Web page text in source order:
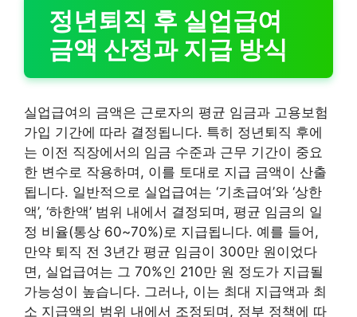
정년퇴직 후 실업급여
금액 산정과 지급 방식
실업급여의 금액은 근로자의 평균 임금과 고용보험
가입 기간에 따라 결정됩니다. 특히 정년퇴직 후에
는 이전 직장에서의 임금 수준과 근무 기간이 중요
한 변수로 작용하며, 이를 토대로 지급 금액이 산출
됩니다. 일반적으로 실업급여는 ‘기초급여’와 ‘상한
액’, ‘하한액’ 범위 내에서 결정되며, 평균 임금의 일
정 비율(통상 60~70%)로 지급됩니다. 예를 들어,
만약 퇴직 전 3년간 평균 임금이 300만 원이었다
면, 실업급여는 그 70%인 210만 원 정도가 지급될
가능성이 높습니다. 그러나, 이는 최대 지급액과 최
소 지급액의 범위 내에서 조정되며, 정부 정책에 따